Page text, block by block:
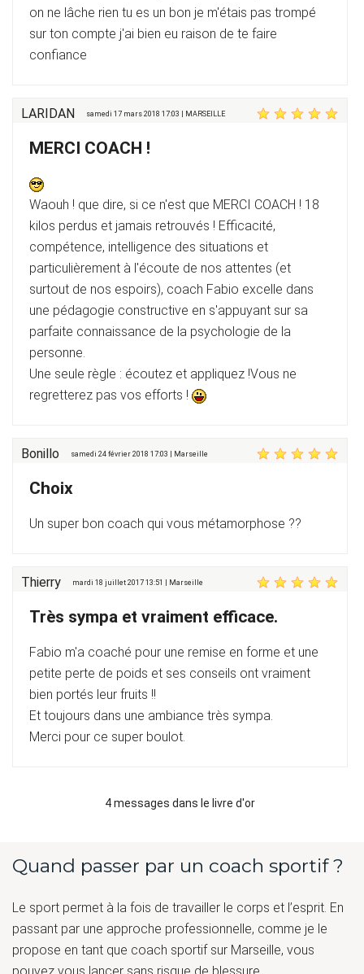
on ne lâche rien tu es un bon je m'étais pas trompé
sur ton compte j'ai bien eu raison de te faire
confiance
LARIDAN samedi 17 mars 2018 17:03 | MARSEILLE
MERCI COACH !
Waouh ! que dire, si ce n'est que MERCI COACH ! 18
kilos perdus et jamais retrouvés ! Efficacité,
compétence, intelligence des situations et
particulièrement à l'écoute de nos attentes (et
surtout de nos espoirs), coach Fabio excelle dans
une pédagogie constructive en s'appuyant sur sa
parfaite connaissance de la psychologie de la
personne.
Une seule règle : écoutez et appliquez !Vous ne
regretterez pas vos efforts !
Bonillo samedi 24 février 2018 17:03 | Marseille
Choix
Un super bon coach qui vous métamorphose ??
Thierry mardi 18 juillet 2017 13:51 | Marseille
Très sympa et vraiment efficace.
Fabio m'a coaché pour une remise en forme et une
petite perte de poids et ses conseils ont vraiment
bien portés leur fruits !!
Et toujours dans une ambiance très sympa.
Merci pour ce super boulot.
4 messages dans le livre d'or
Quand passer par un coach sportif ?
Le sport permet à la fois de travailler le corps et l’esprit. En
passant par une approche professionnelle, comme je le
propose en tant que coach sportif sur Marseille, vous